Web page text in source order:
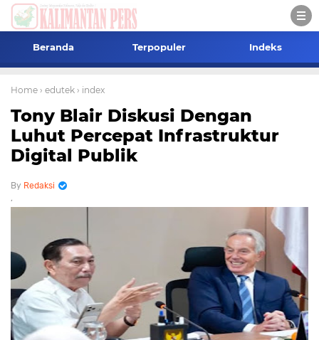
Beranda Terpopuler Indeks
Home › edutek › index
Tony Blair Diskusi Dengan
Luhut Percepat Infrastruktur
Digital Publik
Redaksi